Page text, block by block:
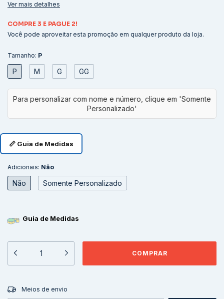
Ver mais detalhes
COMPRE 3 E PAGUE 2!
Você pode aproveitar esta promoção em qualquer produto da loja.
Tamanho: P
P M G GG
📏 Guia de Medidas
Adicionais: Não
Não Somente Personalizado
Guia de Medidas
Entregas para o CEP:
Meios de envio